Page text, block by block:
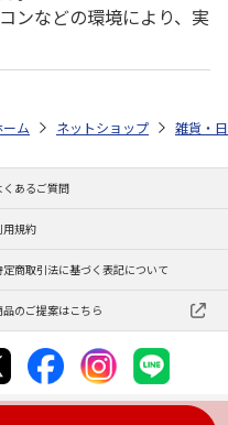
ンなどの環境により、実
カーステッカー【ブリティッ
ーム ネットショップ 雑貨・
くあるご質問
用規約
定商取引法に基づく表記について
品のご提案はこちら